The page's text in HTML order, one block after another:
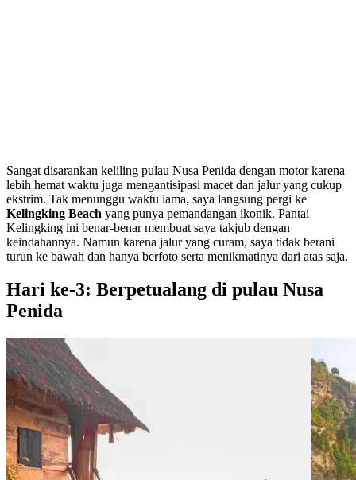
Sangat disarankan keliling pulau Nusa Penida dengan motor karena
lebih hemat waktu juga mengantisipasi macet dan jalur yang cukup
ekstrim. Tak menunggu waktu lama, saya langsung pergi ke
Kelingking Beach yang punya pemandangan ikonik. Pantai
Kelingking ini benar-benar membuat saya takjub dengan
keindahannya. Namun karena jalur yang curam, saya tidak berani
turun ke bawah dan hanya berfoto serta menikmatinya dari atas saja.
Hari ke-3: Berpetualang di pulau Nusa
Penida